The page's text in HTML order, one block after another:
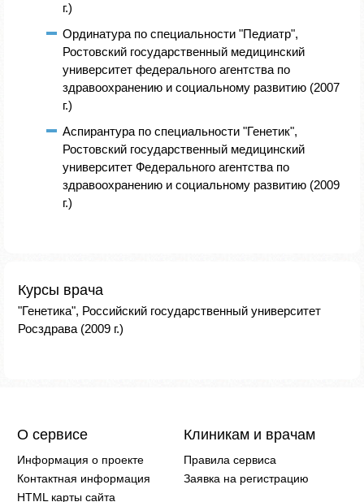
г.)
Ординатура по специальности "Педиатр",
Ростовский государственный медицинский
университет федерального агентства по
здравоохранению и социальному развитию (2007
г.)
Аспирантура по специальности "Генетик",
Ростовский государственный медицинский
университет Федерального агентства по
здравоохранению и социальному развитию (2009
г.)
Курсы врача
"Генетика", Российский государственный университет
Росздрава (2009 г.)
О сервисе
Информация о проекте
Контактная информация
HTML карты сайта
Клиникам и врачам
Правила сервиса
Заявка на регистрацию